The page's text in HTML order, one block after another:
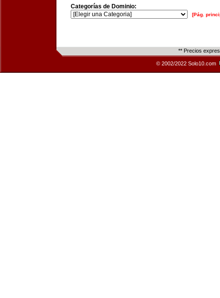
Categorías de Dominio:
[Pág.
** Precios
© 2002/2022 Solo10.com